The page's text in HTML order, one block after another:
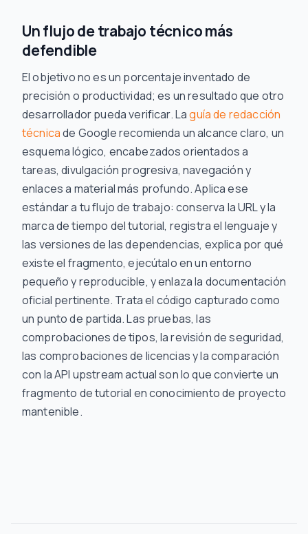
Un flujo de trabajo técnico más
defendible
El objetivo no es un porcentaje inventado de
precisión o productividad; es un resultado que otro
desarrollador pueda verificar. Laguía de redacción
técnicade Google recomienda un alcance claro, un
esquema lógico, encabezados orientados a
tareas, divulgación progresiva, navegación y
enlaces a material más profundo. Aplica ese
estándar a tu flujo de trabajo: conserva la URL y la
marca de tiempo del tutorial, registra el lenguaje y
las versiones de las dependencias, explica por qué
existe el fragmento, ejecútalo en un entorno
pequeño y reproducible, y enlaza la documentación
oficial pertinente. Trata el código capturado como
un punto de partida. Las pruebas, las
comprobaciones de tipos, la revisión de seguridad,
las comprobaciones de licencias y la comparación
con la API upstream actual son lo que convierte un
fragmento de tutorial en conocimiento de proyecto
mantenible.